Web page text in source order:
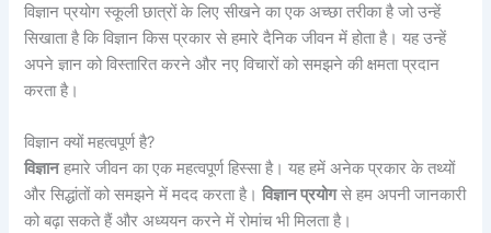
विज्ञान प्रयोग स्कूली छात्रों के लिए सीखने का एक अच्छा तरीका है जो उन्हें
सिखाता है कि विज्ञान किस प्रकार से हमारे दैनिक जीवन में होता है। यह उन्हें
अपने ज्ञान को विस्तारित करने और नए विचारों को समझने की क्षमता प्रदान
करता है।
विज्ञान क्यों महत्वपूर्ण है?
विज्ञानहमारे जीवन का एक महत्वपूर्ण हिस्सा है। यह हमें अनेक प्रकार के तथ्यों
और सिद्धांतों को समझने में मदद करता है।विज्ञान प्रयोगसे हम अपनी जानकारी
को बढ़ा सकते हैं और अध्ययन करने में रोमांच भी मिलता है।